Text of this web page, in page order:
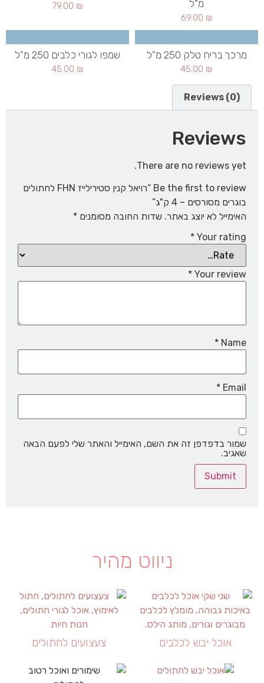
מ"ל
69.00 ₪
79.00 ₪
מרכך בריח טלק 250 מ"ל
45.00 ₪
שמפו לגורי כלבים 250 מ"ל
45.00 ₪
Reviews (0)
Reviews
There are no reviews yet.
Be the first to review “רויאל קנין סטירילייז FHN לחתולים
בוגרים מסורסים – 4 ק"ג”
האימייל לא יוצג באתר. שדות החובה מסומנים *
Your rating
*
Your review
*
Name
*
Email
*
שמור בדפדפן זה את השם, האימייל והאתר שלי לפעם הבאה
שאגיב.
ניווט מהיר
אוכל יבש לכלבים צעצועים לחתולים